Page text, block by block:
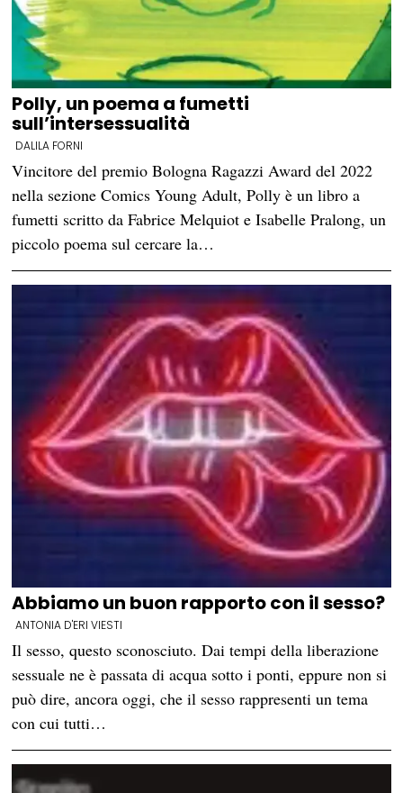
Polly, un poema a fumetti
sull’intersessualità
DALILA FORNI
Vincitore del premio Bologna Ragazzi Award del 2022
nella sezione Comics Young Adult, Polly è un libro a
fumetti scritto da Fabrice Melquiot e Isabelle Pralong, un
piccolo poema sul cercare la…
Abbiamo un buon rapporto con il sesso?
ANTONIA D'ERI VIESTI
Il sesso, questo sconosciuto. Dai tempi della liberazione
sessuale ne è passata di acqua sotto i ponti, eppure non si
può dire, ancora oggi, che il sesso rappresenti un tema
con cui tutti…